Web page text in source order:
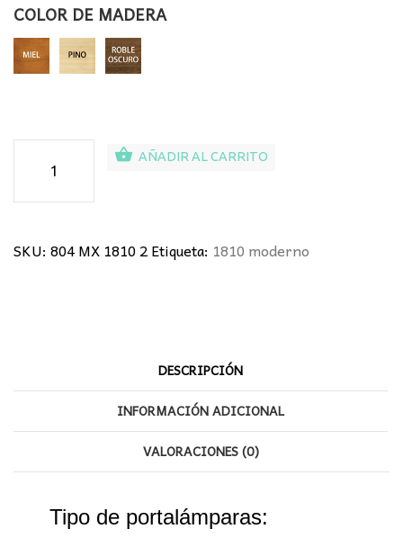
COLOR DE MADERA
superficie
AÑADIR AL CARRITO
SKU: 804 MX 1810 2Etiqueta: 1810 moderno
DESCRIPCIÓN
INFORMACIÓN ADICIONAL
VALORACIONES (0)
Tipo de portalámparas: